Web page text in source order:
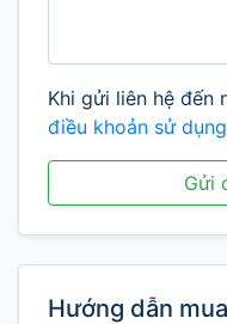
Khi gửi liên hệ đến
điều khoản sử dụng
Gửi
Hướng dẫn